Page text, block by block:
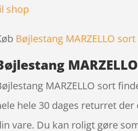
shop
Bøjlestang MARZELLO sort
MARZELLO sort
hele 30 dages returret
vare. Du kan roligt gøre